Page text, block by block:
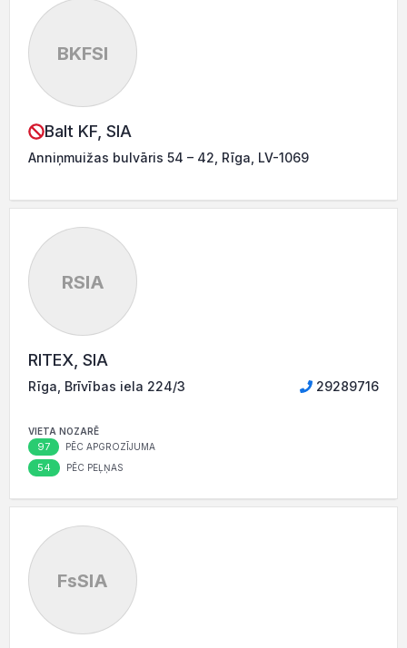
BKFSI
Balt KF, SIA
Anniņmuižas bulvāris 54 – 42, Rīga, LV-1069
RSIA
RITEX, SIA
Rīga, Brīvības iela 224/3 29289716
VIETA NOZARĒ
97 PĒC APGROZĪJUMA
54 PĒC PEĻŅAS
FsSIA